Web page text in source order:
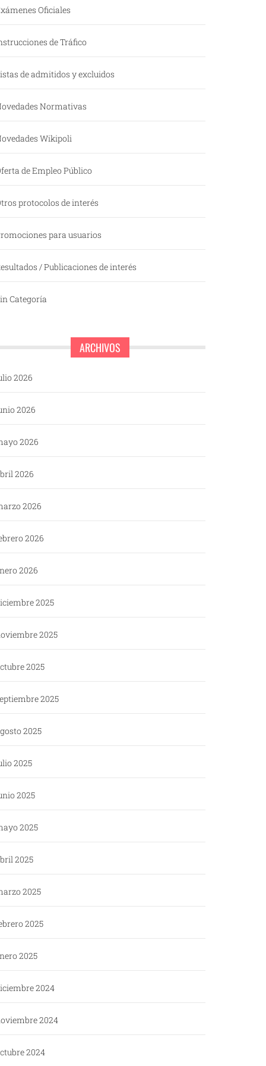
Oficiales
de Tráfico
de admitidos y excluidos
Normativas
Wikipoli
de Empleo Público
protocolos de interés
para usuarios
/ Publicaciones de interés
Categoría
ARCHIVOS
2026
2026
2026
2026
2026
2026
2026
2025
2025
2025
2025
2025
2025
2025
2025
2025
2025
2025
2025
2024
2024
2024